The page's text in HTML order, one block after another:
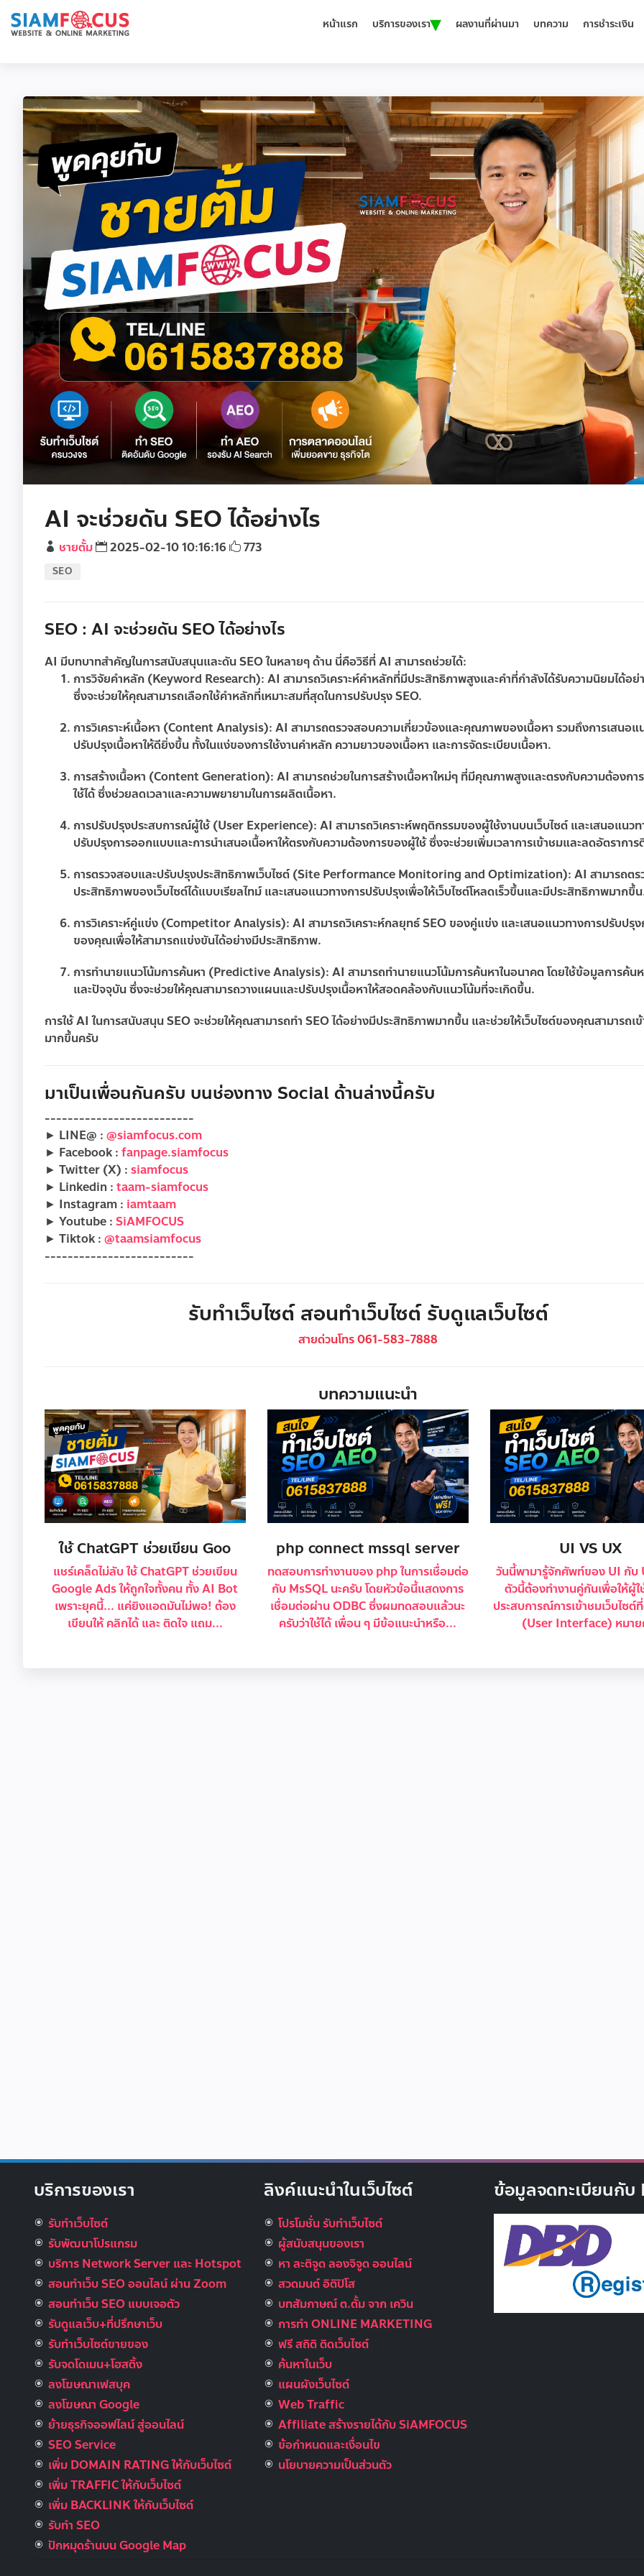
หน้าแรก บริการของเรา▾ ผลงานที่ผ่านมา บทความ การชำระเงิน
AI จะช่วยดัน SEO ได้อย่างไร
ชายตั้ม 2025-02-10 10:16:16 773
SEO
SEO : AI จะช่วยดัน SEO ได้อย่างไร
AI มีบทบาทสำคัญในการสนับสนุนและดัน SEO ในหลายๆ ด้าน นี่คือวิธีที่ AI สามารถช่วยได้:
การวิจัยคำหลัก (Keyword Research): AI สามารถวิเคราะห์คำหลักที่มีประสิทธิภาพสูงและคำที่กำลังได้รับความนิยมได้อย่
ซึ่งจะช่วยให้คุณสามารถเลือกใช้คำหลักที่เหมาะสมที่สุดในการปรับปรุง SEO.
การวิเคราะห์เนื้อหา (Content Analysis): AI สามารถตรวจสอบความเกี่ยวข้องและคุณภาพของเนื้อหา รวมถึงการเสนอแ
ปรับปรุงเนื้อหาให้ดียิ่งขึ้น ทั้งในแง่ของการใช้งานคำหลัก ความยาวของเนื้อหา และการจัดระเบียบเนื้อหา.
การสร้างเนื้อหา (Content Generation): AI สามารถช่วยในการสร้างเนื้อหาใหม่ๆ ที่มีคุณภาพสูงและตรงกับความต้องกา
ใช้ได้ ซึ่งช่วยลดเวลาและความพยายามในการผลิตเนื้อหา.
การปรับปรุงประสบการณ์ผู้ใช้ (User Experience): AI สามารถวิเคราะห์พฤติกรรมของผู้ใช้งานบนเว็บไซต์ และเสนอแนวท
ปรับปรุงการออกแบบและการนำเสนอเนื้อหาให้ตรงกับความต้องการของผู้ใช้ ซึ่งจะช่วยเพิ่มเวลาการเข้าชมและลดอัตรากา
การตรวจสอบและปรับปรุงประสิทธิภาพเว็บไซต์ (Site Performance Monitoring and Optimization): AI สามารถต
ประสิทธิภาพของเว็บไซต์ได้แบบเรียลไทม์ และเสนอแนวทางการปรับปรุงเพื่อให้เว็บไซต์โหลดเร็วขึ้นและมีประสิทธิภาพมากขึ้
การวิเคราะห์คู่แข่ง (Competitor Analysis): AI สามารถวิเคราะห์กลยุทธ์ SEO ของคู่แข่ง และเสนอแนวทางการปรับปรุ
ของคุณเพื่อให้สามารถแข่งขันได้อย่างมีประสิทธิภาพ.
การทำนายแนวโน้มการค้นหา (Predictive Analysis): AI สามารถทำนายแนวโน้มการค้นหาในอนาคต โดยใช้ข้อมูลการค้น
และปัจจุบัน ซึ่งจะช่วยให้คุณสามารถวางแผนและปรับปรุงเนื้อหาให้สอดคล้องกับแนวโน้มที่จะเกิดขึ้น.
การใช้ AI ในการสนับสนุน SEO จะช่วยให้คุณสามารถทำ SEO ได้อย่างมีประสิทธิภาพมากขึ้น และช่วยให้เว็บไซต์ของคุณสามารถเ
มากขึ้นครับ
มาเป็นเพื่อนกันครับ บนช่องทาง Social ด้านล่างนี้ครับ
--------------------------
► LINE@ : @siamfocus.com
► Facebook : fanpage.siamfocus
► Twitter (X) : siamfocus
► Linkedin : taam-siamfocus
► Instagram : iamtaam
► Youtube : SiAMFOCUS
► Tiktok : @taamsiamfocus
--------------------------
รับทำเว็บไซต์ สอนทำเว็บไซต์ รับดูแลเว็บไซต์
สายด่วนโทร 061-583-7888
บทความแนะนำ
ใช้ ChatGPT ช่วยเขียน Goo
แชร์เคล็ดไม่ลับ ใช้ ChatGPT ช่วยเขียน
Google Ads ให้ถูกใจทั้งคน ทั้ง AI Bot
เพราะยุคนี้... แค่ยิงแอดมันไม่พอ! ต้อง
เขียนให้ คลิกได้ และ ติดใจ แถม...
php connect mssql server
ทดสอบการทำงานของ php ในการเชื่อมต่อ
กับ MsSQL นะครับ โดยหัวข้อนี้แสดงการ
เชื่อมต่อผ่าน ODBC ซึ่งผมทดสอบแล้วนะ
ครับว่าใช้ได้ เพื่อน ๆ มีข้อแนะนำหรือ...
UI VS UX
วันนี้พามารู้จักศัพท์ของ UI กับ
ตัวนี้ต้องทำงานคู่กันเพื่อให้ผู้ใ
ประสบการณ์การเข้าชมเว็บไซ
(User Interface) หมา
บริการของเรา
รับทำเว็บไซต์
รับพัฒนาโปรแกรม
บริการ Network Server และ Hotspot
สอนทำเว็บ SEO ออนไลน์ ผ่าน Zoom
สอนทำเว็บ SEO แบบเจอตัว
รับดูแลเว็บ+ที่ปรึกษาเว็บ
รับทําเว็บไซต์ขายของ
รับจดโดเมน+โฮสติ้ง
ลงโฆษณาเฟสบุค
ลงโฆษณา Google
ย้ายธุรกิจออฟไลน์ สู่ออนไลน์
SEO Service
เพิ่ม DOMAIN RATING ให้กับเว็บไซต์
เพิ่ม TRAFFIC ให้กับเว็บไซต์
เพิ่ม BACKLINK ให้กับเว็บไซต์
รับทำ SEO
ปักหมุดร้านบน Google Map
ลิงค์แนะนำในเว็บไซต์
โปรโมชั่น รับทำเว็บไซต์
ผู้สนับสนุนของเรา
หา ละติจูด ลองจิจูด ออนไลน์
สวดมนต์ อิติปิโส
บทสัมภาษณ์ ต.ตั้ม จาก เควิน
การทำ ONLINE MARKETING
ฟรี สถิติ ติดเว็บไซต์
ค้นหาในเว็บ
แผนผังเว็บไซต์
Web Traffic
Affiliate สร้างรายได้กับ SiAMFOCUS
ข้อกำหนดและเงื่อนไข
นโยบายความเป็นส่วนตัว
ข้อมูลจดทะเบียนกับ